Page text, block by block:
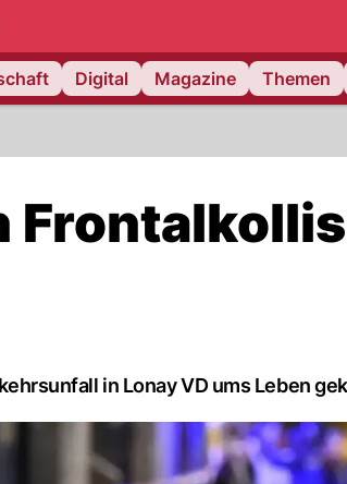
Digital Magazine Themen
in Lonay VD ums Leben